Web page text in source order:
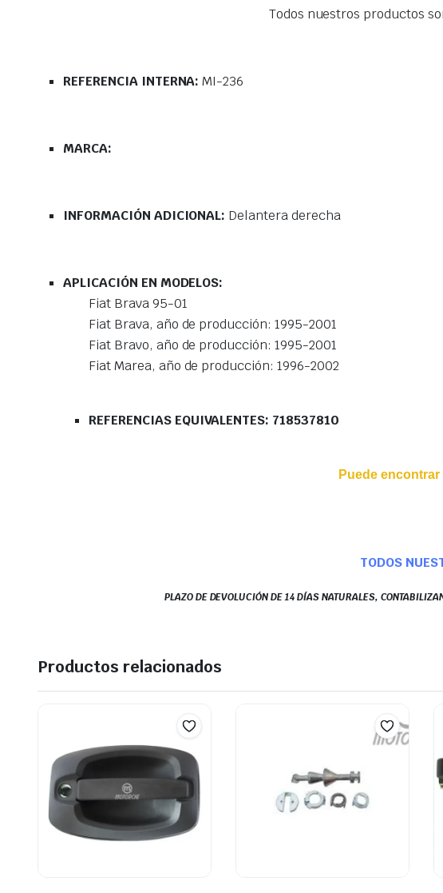
Todos nuestros productos
REFERENCIA INTERNA:MI-236
MARCA:
INFORMACIÓN ADICIONAL: Delantera derecha
APLICACIÓN EN MODELOS:
Fiat Brava 95-01
Fiat Brava, año de producción: 1995-2001
Fiat Bravo, año de producción: 1995-2001
Fiat Marea, año de producción: 1996-2002
REFERENCIAS EQUIVALENTES: 718537810
Puede
TODOS
PLAZO DE DEVOLUCIÓN DE 14 DÍAS NATURALES,
Productos relacionados